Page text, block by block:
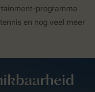
programma
en nog veel meer